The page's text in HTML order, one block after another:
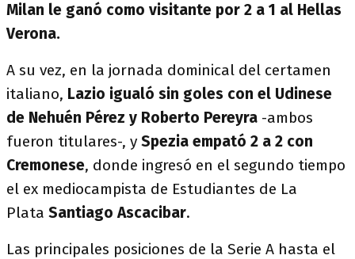
Milan le ganó como visitante por 2 a 1 al Hellas
Verona.
A su vez, en la jornada dominical del certamen
italiano, Lazio igualó sin goles con el Udinese
de Nehuén Pérez y Roberto Pereyra -ambos
fueron titulares-, y Spezia empató 2 a 2 con
Cremonese, donde ingresó en el segundo tiempo
el ex mediocampista de Estudiantes de La
Plata Santiago Ascacibar.
Las principales posiciones de la Serie A hasta el